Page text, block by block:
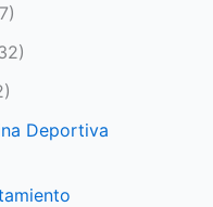
Deportiva